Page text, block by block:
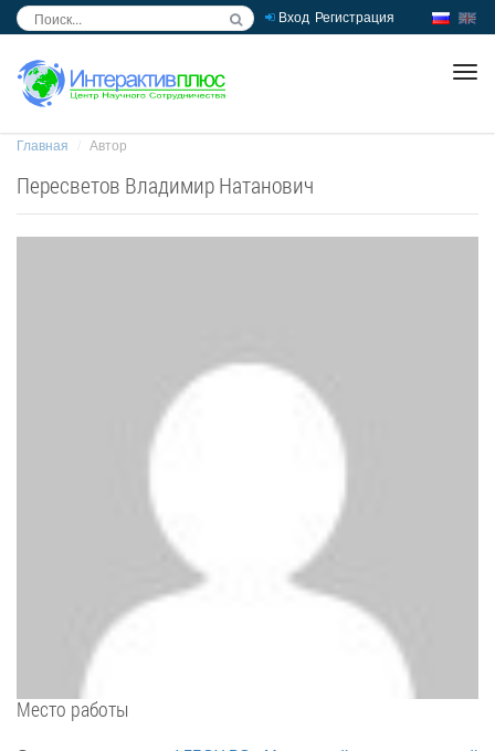
Вход Регистрация
Главная Автор
Пересветов Владимир Натанович
Место работы